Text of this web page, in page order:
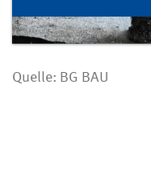
Quelle: BG BAU